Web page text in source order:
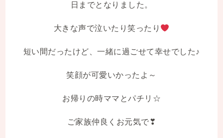
日までとなりました。
大きな声で泣いたり笑ったり
短い間だったけど、一緒に過ごせて幸せでした♪
笑顔が可愛いかったよ～
お帰りの時ママとパチリ☆
ご家族仲良くお元気で❣